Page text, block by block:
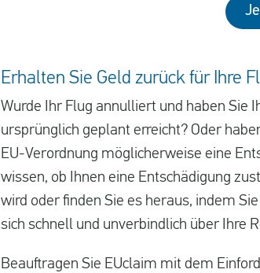
Erhalten Sie Geld zurück für Ihre
Wurde Ihr Flug annulliert und haben Sie
ursprünglich geplant erreicht? Oder
EU-Verordnung möglicherweise eine
wissen, ob Ihnen eine Entschädigung
wird oder finden Sie es heraus, indem
sich schnell und unverbindlich über Ihre
Beauftragen Sie EUclaim mit dem